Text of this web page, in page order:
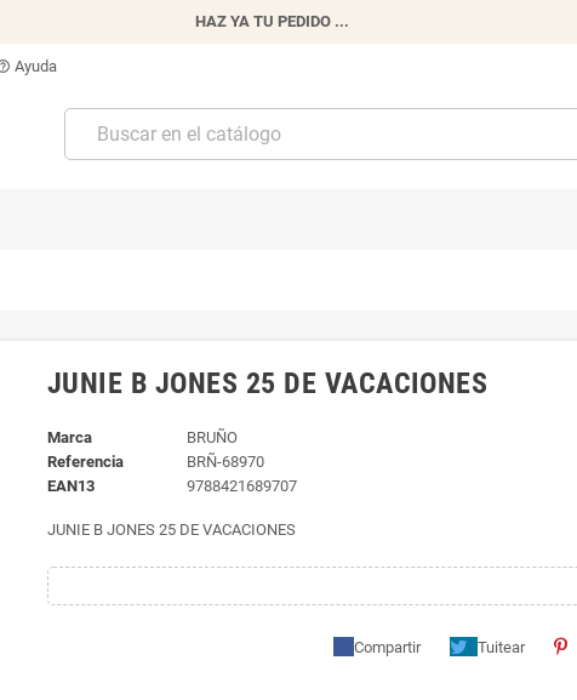
HAZ YA TU PEDIDO ...
Ayuda
JUNIE B JONES 25 DE VACACIONES
Marca
BRUÑO
Referencia
BRÑ-68970
EAN13
9788421689707
JUNIE B JONES 25 DE VACACIONES
Compartir Tuitear